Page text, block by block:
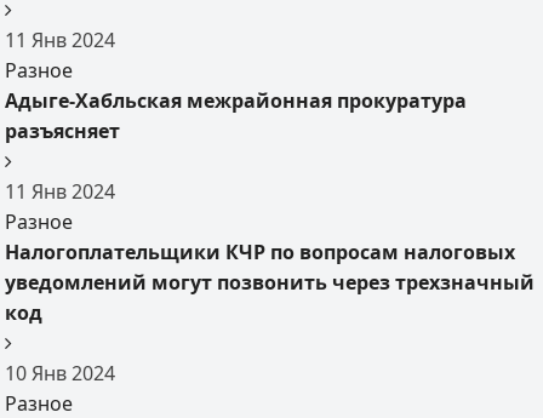
11 Янв 2024
Разное
Адыге-Хабльская межрайонная прокуратура
разъясняет
11 Янв 2024
Разное
Налогоплательщики КЧР по вопросам налоговых
уведомлений могут позвонить через трехзначный
код
10 Янв 2024
Разное